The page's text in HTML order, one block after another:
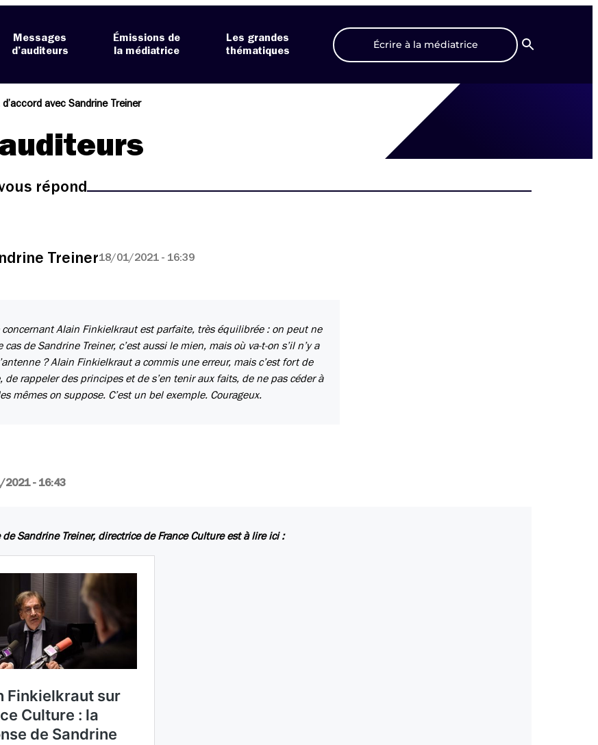
Messages
d’auditeurs
Émissions de
la médiatrice
Les grandes
thématiques
Écrire à la médiatrice
Recherche
avec Sandrine Treiner
répond
Treiner18/01/2021 - 16:39
Alain Finkielkraut est parfaite, très équilibrée : on peut ne
de Sandrine Treiner, c’est aussi le mien, mais où va-t-on s’il n’y a
? Alain Finkielkraut a commis une erreur, mais c’est fort de
rappeler des principes et de s’en tenir aux faits, de ne pas céder à
mêmes on suppose. C’est un bel exemple. Courageux.
- 16:43
de Sandrine Treiner, directrice de France Culture est à lire ici :